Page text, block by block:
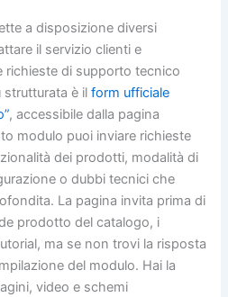
a disposizione diversi
il servizio clienti e
richieste di supporto tecnico
strutturata è ilform ufficiale
, accessibile dalla pagina
modulo puoi inviare richieste
dei prodotti, modalità di
o dubbi tecnici che
La pagina invita prima di
prodotto del catalogo, i
ma se non trovi la risposta
del modulo. Hai la
video e schemi